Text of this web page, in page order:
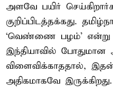
அளவே பயிர்
குறிப்பிடத்தக்கது.
‘வெண்ணை பழம்’ என்று
இந்தியாவில்
விளைவிக்காததால்,
அதிகமாகவே இருக்கிறது.